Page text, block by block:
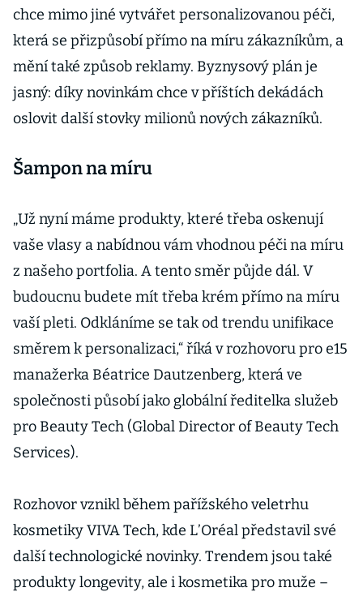
chce mimo jiné vytvářet personalizovanou péči,
která se přizpůsobí přímo na míru zákazníkům, a
mění také způsob reklamy. Byznysový plán je
jasný: díky novinkám chce v příštích dekádách
oslovit další stovky milionů nových zákazníků.
Šampon na míru
„Už nyní máme produkty, které třeba oskenují
vaše vlasy a nabídnou vám vhodnou péči na míru
z našeho portfolia. A tento směr půjde dál. V
budoucnu budete mít třeba krém přímo na míru
vaší pleti. Odkláníme se tak od trendu unifikace
směrem k personalizaci,“ říká v rozhovoru pro e15
manažerka Béatrice Dautzenberg, která ve
společnosti působí jako globální ředitelka služeb
pro Beauty Tech (Global Director of Beauty Tech
Services).
Rozhovor vznikl během pařížského veletrhu
kosmetiky VIVA Tech, kde L’Oréal představil své
další technologické novinky. Trendem jsou také
produkty longevity, ale i kosmetika pro muže –